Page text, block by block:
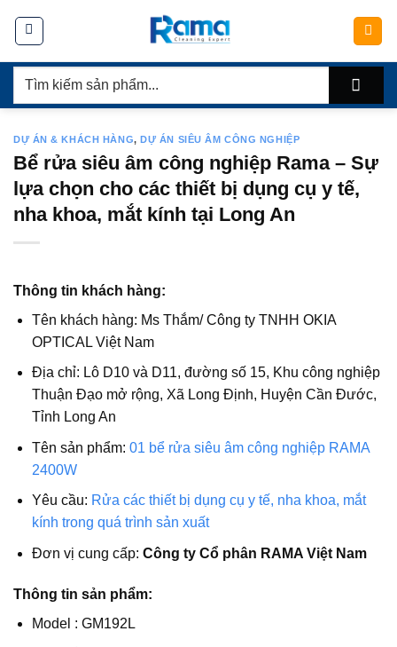
dung
Tìm
DỰ ÁN & KHÁCH HÀNG,DỰ ÁN SIÊU ÂM CÔNG NGHIỆP
Bể rửa siêu âm công nghiệp Rama – Sự
lựa chọn cho các thiết bị dụng cụ y tế,
nha khoa, mắt kính tại Long An
Thông tin khách hàng:
Tên khách hàng: Ms Thắm/ Công ty TNHH OKIA
OPTICAL Việt Nam
Địa chỉ: Lô D10 và D11, đường số 15, Khu công nghiệp
Thuận Đạo mở rộng, Xã Long Định, Huyện Cần Đước,
Tỉnh Long An
Tên sản phẩm: 01 bể rửa siêu âm công nghiệp RAMA
2400W
Yêu cầu: Rửa các thiết bị dụng cụ y tế, nha khoa, mắt
kính trong quá trình sản xuất
Đơn vị cung cấp: Công ty Cổ phân RAMA Việt Nam
Thông tin sản phẩm:
Model : GM192L